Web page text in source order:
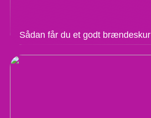
Sådan får du et godt brændeskur